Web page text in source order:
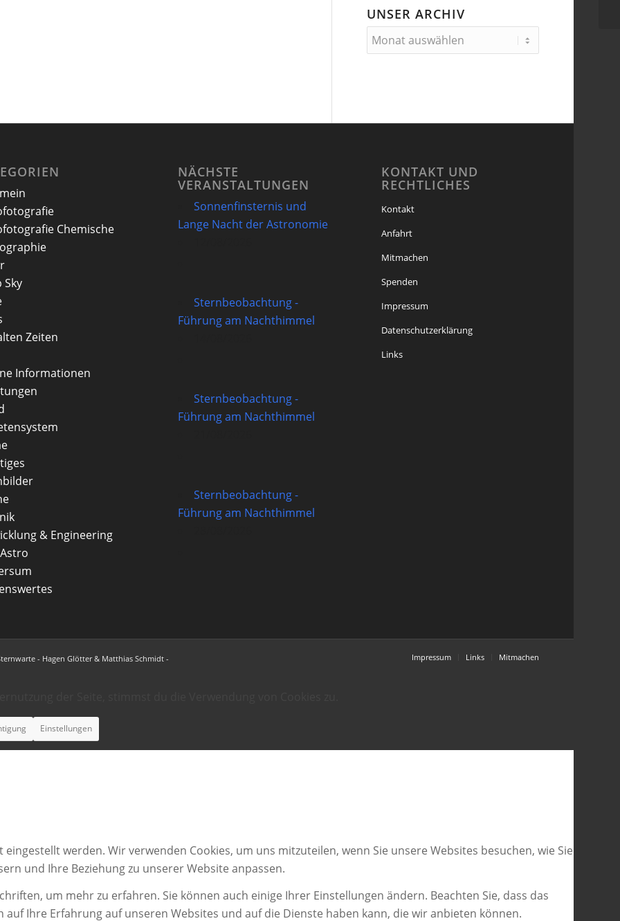
UNSER ARCHIV
Chemische
Sky
Zeiten
Informationen
& Engineering
NÄCHSTE
VERANSTALTUNGEN
Sonnenfinsternis und
Lange Nacht der Astronomie
Sternbeobachtung -
Führung am Nachthimmel
Sternbeobachtung -
Führung am Nachthimmel
Sternbeobachtung -
Führung am Nachthimmel
KONTAKT UND
RECHTLICHES
Kontakt
Anfahrt
Mitmachen
Spenden
Impressum
Datenschutzerklärung
Links
- Hagen Glötter & Matthias Schmidt - Impressum Links Mitmachen
Einstellungen
werden. Wir verwenden Cookies, um uns mitzuteilen, wenn Sie unsere Websites besuchen, wie Sie
und Ihre Beziehung zu unserer Website anpassen.
um mehr zu erfahren. Sie können auch einige Ihrer Einstellungen ändern. Beachten Sie, dass das
Ihre Erfahrung auf unseren Websites und auf die Dienste haben kann, die wir anbieten können.